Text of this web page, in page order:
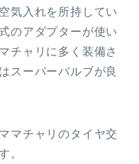
気入れを所持してい
のアダプターが使い
チャリに多く装備さ
スーパーバルブが良
マチャリのタイヤ交
。